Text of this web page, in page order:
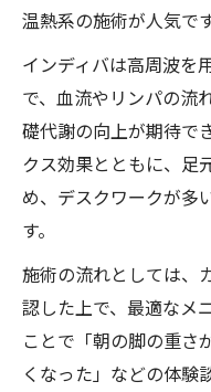
温熱系の施術が人気です
インディバは高周波を
で、血流やリンパの流
礎代謝の向上が期待で
クス効果とともに、足
め、デスクワークが多
す。
施術の流れとしては、
認した上で、最適なメ
ことで「朝の脚の重さ
くなった」などの体験